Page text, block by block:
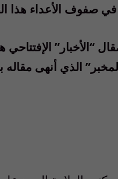
صفوف الأعداء هذا
“الأخبار”
الذي أنهى